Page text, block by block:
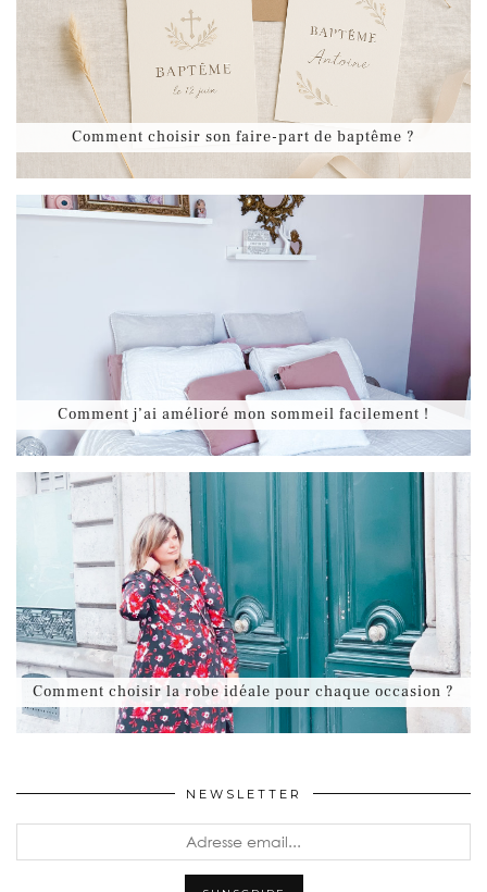
Comment choisir son faire-part de baptême ?
Comment j’ai amélioré mon sommeil facilement !
Comment choisir la robe idéale pour chaque occasion ?
NEWSLETTER